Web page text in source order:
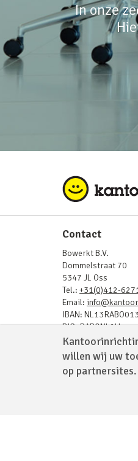
willen wij uw
op
In onze
Contact
Bowerkt B.V.
Dommelstraat 70
5347 JL Oss
Tel.: +31(0)412-
Email:
IBAN:
BIC: RABONL2U
BTW:
KvK: 17232025